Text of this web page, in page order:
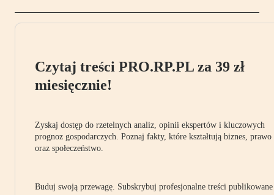
Czytaj treści PRO.RP.PL za 39 zł
miesięcznie!
Zyskaj dostęp do rzetelnych analiz, opinii ekspertów i kluczowych
prognoz gospodarczych. Poznaj fakty, które kształtują biznes, prawo
oraz społeczeństwo.
Buduj swoją przewagę. Subskrybuj profesjonalne treści publikowane